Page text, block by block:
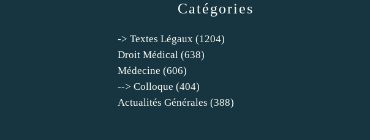
Catégories
-> Textes Légaux (1204)
Droit Médical (638)
Médecine (606)
--> Colloque (404)
Actualités Générales (388)